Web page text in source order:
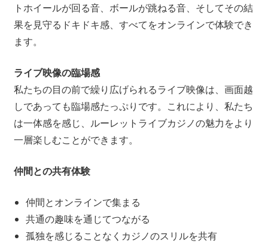
トホイールが回る音、ボールが跳ねる音、そしてその結
果を見守るドキドキ感、すべてをオンラインで体験でき
ます。
ライブ映像の臨場感
私たちの目の前で繰り広げられるライブ映像は、画面越
しであっても臨場感たっぷりです。これにより、私たち
は一体感を感じ、ルーレットライブカジノの魅力をより
一層楽しむことができます。
仲間との共有体験
仲間とオンラインで集まる
共通の趣味を通じてつながる
孤独を感じることなくカジノのスリルを共有